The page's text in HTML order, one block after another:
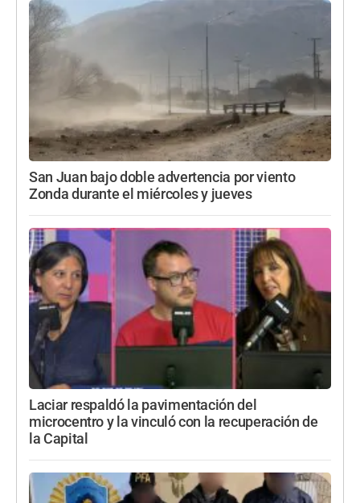
San Juan bajo doble advertencia por viento
Zonda durante el miércoles y jueves
Laciar respaldó la pavimentación del
microcentro y la vinculó con la recuperación de
la Capital